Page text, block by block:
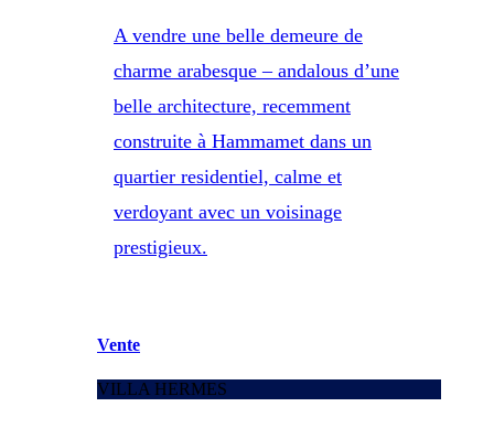
A vendre une belle demeure de
charme arabesque – andalous d’une
belle architecture, recemment
construite à Hammamet dans un
quartier residentiel, calme et
verdoyant avec un voisinage
prestigieux.
Vente
VILLA HERMES